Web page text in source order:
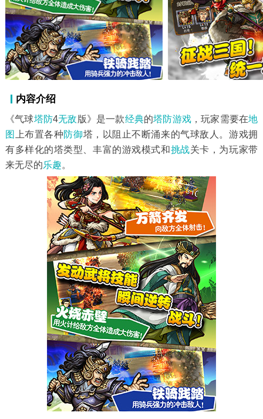
内容介绍
《气球塔防4无敌版》是一款经典的塔防游戏，玩家需要在地
图
上布置各种防御塔，以阻止不断涌来的气球敌人。游戏拥
有多样化的塔类型、丰富的游戏模式和挑战关卡，为玩家带
来无尽的乐趣。